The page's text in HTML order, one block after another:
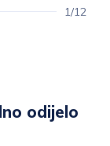
1/12
odijelo